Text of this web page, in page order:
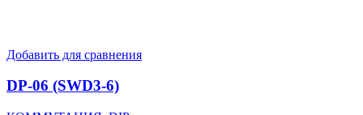
Добавить для сравнения
DP-06 (SWD3-6)